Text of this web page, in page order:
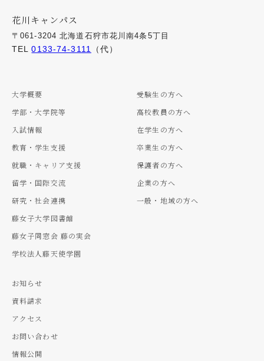
花川キャンパス
〒061-3204 北海道石狩市花川南4条5丁目
TEL0133-74-3111 （代）
大学概要
学部・大学院等
入試情報
教育・学生支援
就職・キャリア支援
留学・国際交流
研究・社会連携
藤女子大学図書館
藤女子同窓会 藤の実会
学校法人藤天使学園
受験生の方へ
高校教員の方へ
在学生の方へ
卒業生の方へ
保護者の方へ
企業の方へ
一般・地域の方へ
お知らせ
資料請求
アクセス
お問い合わせ
情報公開